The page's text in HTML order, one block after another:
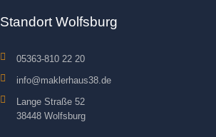
Standort Wolfsburg
05363-810 22 20
info@maklerhaus38.de
Lange Straße 52
38448 Wolfsburg